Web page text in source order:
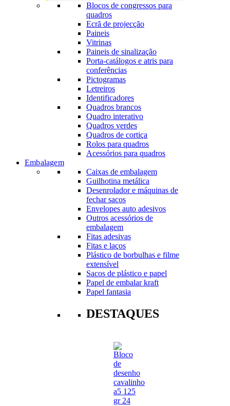
Blocos de congressos para
quadros
Ecrã de projecção
Paineis
Vitrinas
Paineis de sinalização
Porta-catálogos e atris para
conferências
Pictogramas
Letreiros
Identificadores
Quadros brancos
Quadro interativo
Quadros verdes
Quadros de cortiça
Rolos para quadros
Acessórios para quadros
Embalagem
Caixas de embalagem
Guilhotina metálica
Desenrolador e máquinas de
fechar sacos
Envelopes auto adesivos
Outros acessórios de
embalagem
Fitas adesivas
Fitas e laços
Plástico de borbulhas e filme
extensível
Sacos de plástico e papel
Papel de embalar kraft
Papel fantasia
DESTAQUES